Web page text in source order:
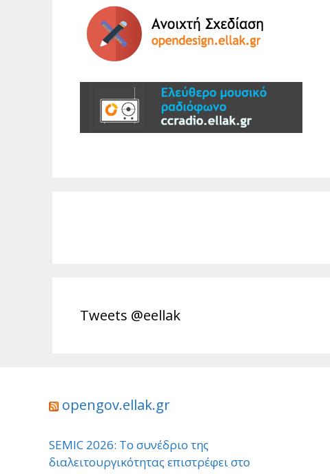
Tweets @eellak
opengov.ellak.gr
SEMIC 2026: Το συνέδριο της
διαλειτουργικότητας επιστρέφει στο